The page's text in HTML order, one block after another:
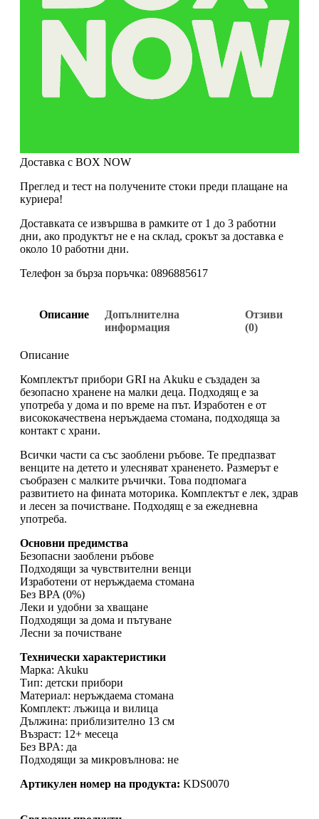
Доставка с BOX NOW
Преглед и тест на получените стоки преди плащане на
куриера!
Доставката се извършва в рамките от 1 до 3 работни
дни, ако продуктът не е на склад, срокът за доставка е
около 10 работни дни.
Телефон за бърза поръчка: 0896885617
Описание
Допълнителна
информация
Отзиви
(0)
Описание
Комплектът прибори GRI на Akuku е създаден за
безопасно хранене на малки деца. Подходящ е за
употреба у дома и по време на път. Изработен е от
висококачествена неръждаема стомана, подходяща за
контакт с храни.
Всички части са със заоблени ръбове. Те предпазват
венците на детето и улесняват храненето. Размерът е
съобразен с малките ръчички. Това подпомага
развитието на фината моторика. Комплектът е лек, здрав
и лесен за почистване. Подходящ е за ежедневна
употреба.
Основни предимства
Безопасни заоблени ръбове
Подходящи за чувствителни венци
Изработени от неръждаема стомана
Без BPA (0%)
Леки и удобни за хващане
Подходящи за дома и пътуване
Лесни за почистване
Технически характеристики
Марка: Akuku
Тип: детски прибори
Материал: неръждаема стомана
Комплект: лъжица и вилица
Дължина: приблизително 13 см
Възраст: 12+ месеца
Без BPA: да
Подходящи за микровълнова: не
Артикулен номер на продукта: KDS0070